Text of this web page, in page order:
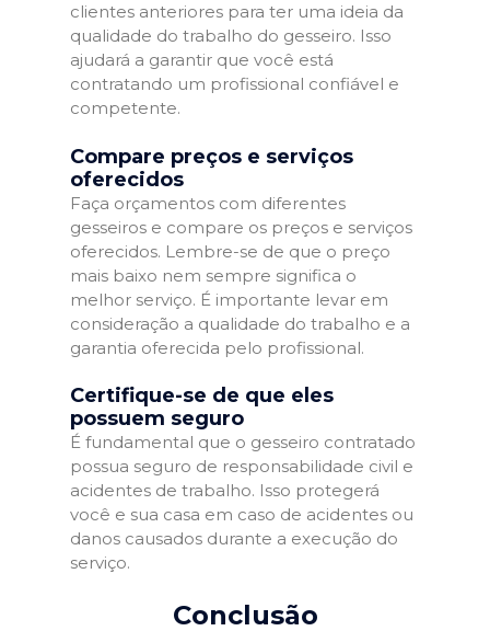
clientes anteriores para ter uma ideia da
qualidade do trabalho do gesseiro. Isso
ajudará a garantir que você está
contratando um profissional confiável e
competente.
Compare preços e serviços
oferecidos
Faça orçamentos com diferentes
gesseiros e compare os preços e serviços
oferecidos. Lembre-se de que o preço
mais baixo nem sempre significa o
melhor serviço. É importante levar em
consideração a qualidade do trabalho e a
garantia oferecida pelo profissional.
Certifique-se de que eles
possuem seguro
É fundamental que o gesseiro contratado
possua seguro de responsabilidade civil e
acidentes de trabalho. Isso protegerá
você e sua casa em caso de acidentes ou
danos causados durante a execução do
serviço.
Conclusão